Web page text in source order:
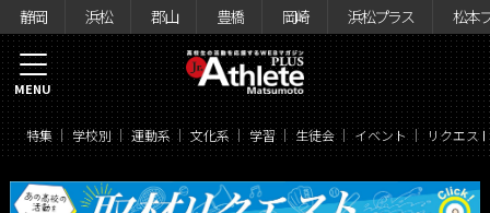
静岡 浜松 郡山 豊橋 岡崎 浜松プラス 松本
特集 学校別 運動系 文化系 学習 生徒会 イベント リクエス
MENU